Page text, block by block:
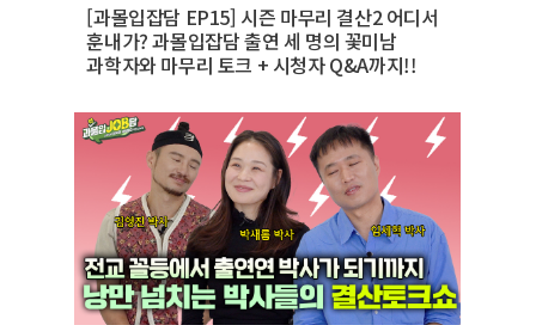
[과몰입잡담 EP15] 시즌 마무리 결산2 어디서
훈내가? 과몰입잡담 출연 세 명의 꽃미남
과학자와 마무리 토크 + 시청자 Q&A까지!!